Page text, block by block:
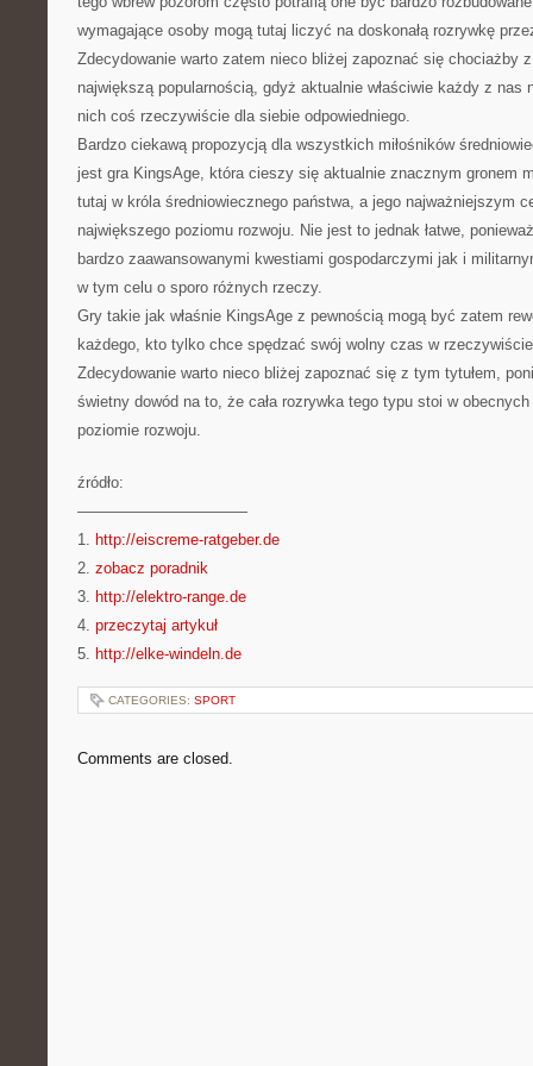
wymagające osoby mogą tutaj liczyć na doskonałą rozrywkę
Zdecydowanie warto zatem nieco bliżej zapoznać się chociażby
największą popularnością, gdyż aktualnie właściwie każdy z nas
nich coś rzeczywiście dla siebie odpowiedniego.
Bardzo ciekawą propozycją dla wszystkich miłośników
jest gra KingsAge, która cieszy się aktualnie znacznym gronem
tutaj w króla średniowiecznego państwa, a jego najważniejszym
największego poziomu rozwoju. Nie jest to jednak łatwe,
bardzo zaawansowanymi kwestiami gospodarczymi jak i
w tym celu o sporo różnych rzeczy.
Gry takie jak właśnie KingsAge z pewnością mogą być zatem
każdego, kto tylko chce spędzać swój wolny czas w
Zdecydowanie warto nieco bliżej zapoznać się z tym tytułem,
świetny dowód na to, że cała rozrywka tego typu stoi w
poziomie rozwoju.
źródło:
———————————
1. http://eiscreme-ratgeber.de
2. zobacz poradnik
3. http://elektro-range.de
4. przeczytaj artykuł
5. http://elke-windeln.de
CATEGORIES: SPORT
Comments are closed.